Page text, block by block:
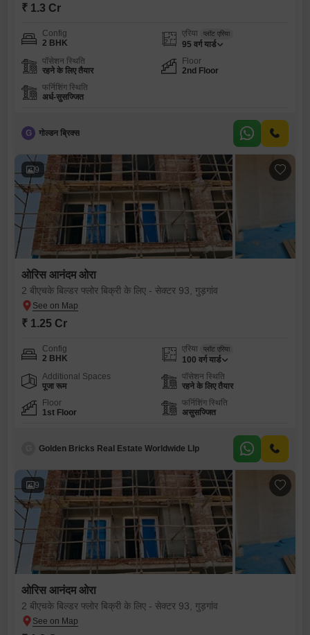
₹ 1.3 Cr
Config
2 BHK
एरिया प्लॉट एरिया
95 वर्ग यार्ड
पॉसेशन स्थिति
रहने के लिए तैयार
Floor
2nd Floor
फर्निशिंग स्थिति
अर्ध-सुसज्जित
G गोल्डन ब्रिक्स
9
ओरिस आनंदम ओरा
2 बीएचके बिल्डर फ्लोर बिक्री के लिए - सेक्टर 93, गुड़गांव
₹ 1.25 Cr
Config
2 BHK
एरिया प्लॉट एरिया
100 वर्ग यार्ड
Additional Spaces
पूजा रूम
पॉसेशन स्थिति
रहने के लिए तैयार
Floor
1st Floor
फर्निशिंग स्थिति
असुसज्जित
Golden Bricks Real Estate Worldwide Llp
9
ओरिस आनंदम ओरा
2 बीएचके बिल्डर फ्लोर बिक्री के लिए - सेक्टर 93, गुड़गांव